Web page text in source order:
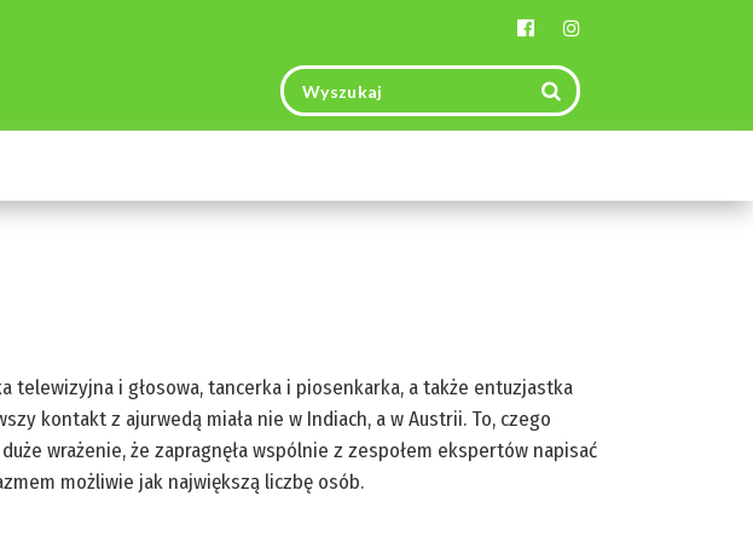
telewizyjna i głosowa, tancerka i piosenkarka, a także entuzjastka
kontakt z ajurwedą miała nie w Indiach, a w Austrii. To, czego
wrażenie, że zapragnęła wspólnie z zespołem ekspertów napisać
możliwie jak największą liczbę osób.